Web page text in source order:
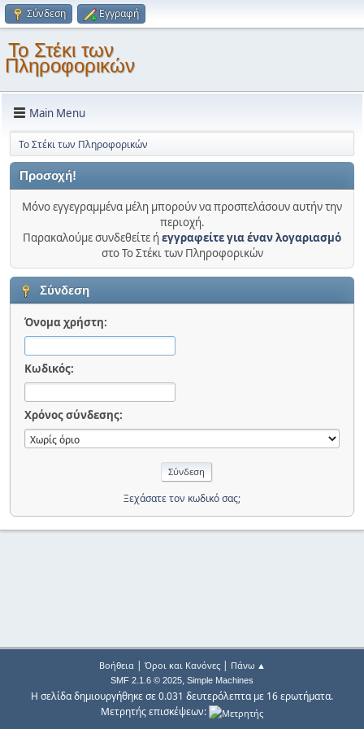
Σύνδεση Εγγραφή
Το Στέκι των
Πληροφορικών
Main Menu
Το Στέκι των Πληροφορικών
Προσοχή!
Μόνο εγγεγραμμένα μέλη μπορούν να προσπελάσουν αυτήν την
περιοχή.
Παρακαλούμε συνδεθείτε ήεγγραφείτε για έναν λογαριασμό
στο Το Στέκι των Πληροφορικών
Σύνδεση
Όνομα χρήστη:
Κωδικός:
Χρόνος σύνδεσης:
Ξεχάσατε τον κωδικό σας;
Βοήθεια| Όροι και Κανόνες| Πάνω ▲
SMF 2.1.6 © 2025, Simple Machines
Η σελίδα δημιουργήθηκε σε 0.031 δευτερόλεπτα με 16 ερωτήματα.
Μετρητής επισκέψεων: